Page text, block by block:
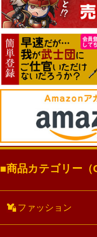
商品カテゴリー（
ファッション